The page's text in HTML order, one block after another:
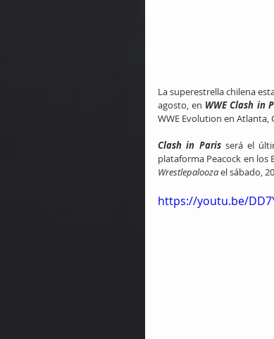
La superestrella chilena
agosto, en WWE Clash in
WWE Evolution en Atlanta,
Clash in Paris será el
plataforma Peacock en los
Wrestlepalooza el sábado,
https://youtu.be/